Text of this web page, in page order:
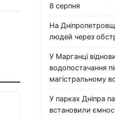
8 серпня
На
людей через
У Марганці
водопостачання
магістральному
У парках Дніпра
встановили